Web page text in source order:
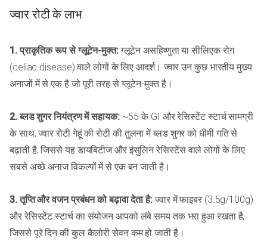
ज्वार रोटी के लाभ
1. प्राकृतिक रूप से ग्लूटेन-मुक्त:ग्लूटेन असहिष्णुता या सीलिएक रोग
(celiac disease) वाले लोगों के लिए आदर्श। ज्वार उन कुछ भारतीय मुख्य
अनाजों में से एक है जो पूरी तरह से ग्लूटेन-मुक्त है।
2. ब्लड शुगर नियंत्रण में सहायक:~55 के GI और रेसिस्टेंट स्टार्च सामग्री
के साथ, ज्वार रोटी गेहूं की रोटी की तुलना में ब्लड शुगर को धीमी गति से
बढ़ाती है, जिससे यह डायबिटीज और इंसुलिन रेसिस्टेंस वाले लोगों के लिए
सबसे अच्छे अनाज विकल्पों में से एक बन जाती है।
3. तृप्ति और वजन प्रबंधन को बढ़ावा देता है: ज्वार में फाइबर (3.5g/100g)
और रेसिस्टेंट स्टार्च का संयोजन आपको लंबे समय तक भरा हुआ रखता है,
जिससे पूरे दिन की कुल कैलोरी सेवन कम हो जाती है।